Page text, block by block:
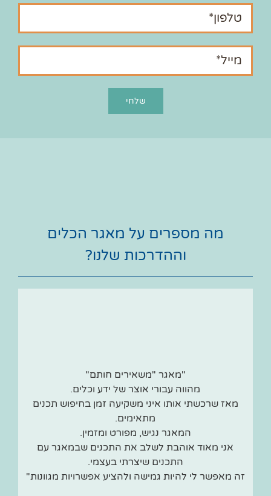
מה מספרים על מאגר הכלים
וההדרכות שלנו?
"מאגר "משאירים חותם"
מהווה עבורי אוצר של ידע וכלים.
מאז שרכשתי אותו איני משקיעה זמן בחיפוש תכנים
מתאימים.
המאגר נגיש, מפורט ומזמין.
אני מאוד אוהבת לשלב את התכנים שבמאגר עם
התכנים שיצרתי בעצמי.
זה מאפשר לי להיות גמישה ולהציע אפשרויות מגוונות"